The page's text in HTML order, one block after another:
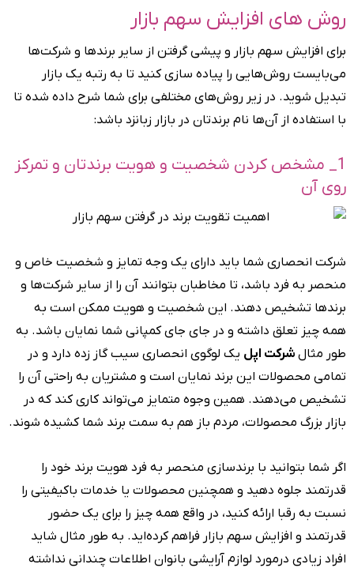
روش های افزایش سهم بازار
برای افزایش سهم بازار و پیشی گرفتن از سایر برندها و شرکت‌ها
می‌بایست روش‌هایی را پیاده سازی کنید تا به رتبه یک بازار
تبدیل شوید. در زیر روش‌های مختلفی برای شما شرح داده شده تا
با استفاده از آن‌ها نام برندتان در بازار زبانزد باشد:
1_ مشخص کردن شخصیت و هویت برندتان و تمرکز
روی آن
شرکت انحصاری شما باید دارای یک وجه تمایز و شخصیت خاص و
منحصر به فرد باشد، تا مخاطبان بتوانند آن را از سایر شرکت‌ها و
برندها تشخیص دهند. این شخصیت و هویت ممکن است به
همه چیز تعلق داشته و در جای جای کمپانی شما نمایان باشد. به
طور مثال شرکت اپل یک لوگوی انحصاری سیب گاز زده دارد و در
تمامی محصولات این‌ برند نمایان است و مشتریان به راحتی آن را
تشخیص می‌دهند. همین وجوه متمایز می‌تواند کاری کند که در
بازار بزرگ محصولات، مردم باز هم به سمت برند شما کشیده شوند.
اگر شما بتوانید با برندسازی منحصر به فرد هویت برند خود را
قدرتمند جلوه دهید و همچنین محصولات یا خدمات باکیفیتی را
نسبت به رقبا ارائه کنید، در واقع همه چیز را برای یک حضور
قدرتمند و افزایش سهم بازار فراهم کرده‌اید. به طور مثال شاید
افراد زیادی درمورد لوازم آرایشی بانوان اطلاعات چندانی نداشته